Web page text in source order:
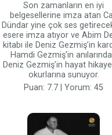
Son zamanların en iyi
belgesellerine imza atan
Dündar yine çok ses
esere imza atıyor ve Abim
kitabı ile Deniz Gezmiş’in
Hamdi Gezmiş’in
Deniz Gezmiş’in hayat
okurlarına sunuyor.
Puan: 7.7 | Yorum: 45